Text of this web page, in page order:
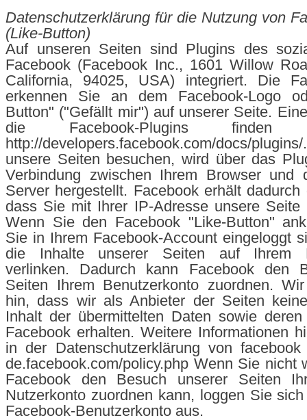
Datenschutzerklärung für die Nutzung von
(Like-Button)
Auf unseren Seiten sind Plugins des
Facebook (Facebook Inc., 1601 Willow
California, 94025, USA) integriert. Die
erkennen Sie an dem Facebook-Logo
Button" ("Gefällt mir") auf unserer Seite.
die Facebook-Plugins
http://developers.facebook.com/docs/
unsere Seiten besuchen, wird über das
Verbindung zwischen Ihrem Browser und
Server hergestellt. Facebook erhält dadurch
dass Sie mit Ihrer IP-Adresse unsere Seite
Wenn Sie den Facebook "Like-Button"
Sie in Ihrem Facebook-Account eingeloggt
die Inhalte unserer Seiten auf Ihrem
verlinken. Dadurch kann Facebook den
Seiten Ihrem Benutzerkonto zuordnen.
hin, dass wir als Anbieter der Seiten
Inhalt der übermittelten Daten sowie
Facebook erhalten. Weitere Informationen
in der Datenschutzerklärung von
de.facebook.com/policy.php Wenn Sie nicht
Facebook den Besuch unserer Seiten
Nutzerkonto zuordnen kann, loggen Sie
Facebook-Benutzerkonto aus.